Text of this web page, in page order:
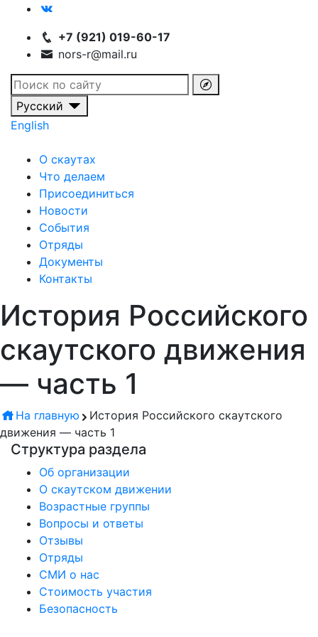
+7 (921) 019-60-17
nors-r@mail.ru
Русский
English
О скаутах
Что делаем
Присоединиться
Новости
События
Отряды
Документы
Контакты
История Российского
скаутского движения
— часть 1
На главную
История Российского скаутского
движения — часть 1
Структура раздела
Об организации
О скаутском движении
Возрастные группы
Вопросы и ответы
Отзывы
Отряды
СМИ о нас
Стоимость участия
Безопасность